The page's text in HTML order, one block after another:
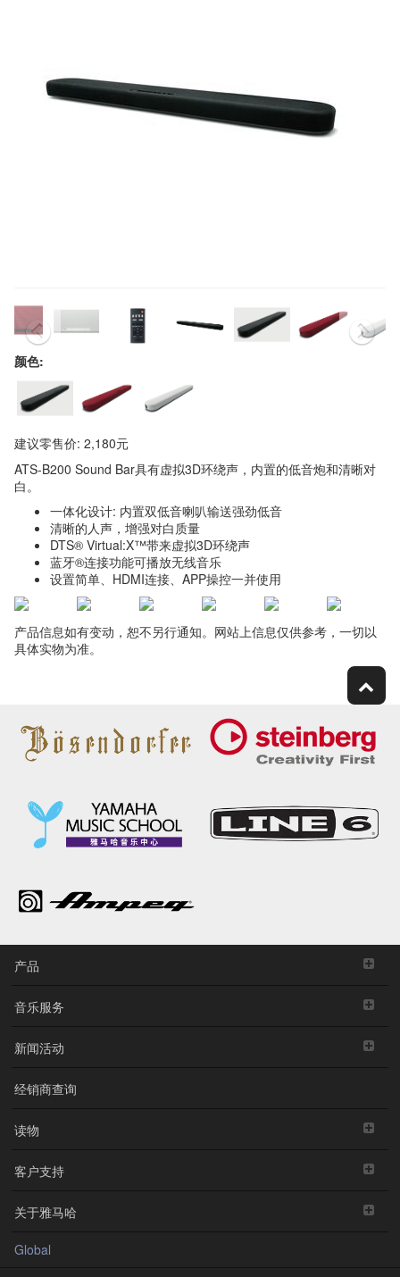
颜色:
建议零售价: 2,180元
ATS-B200 Sound Bar具有虚拟3D环绕声，内置的低音炮和清晰对
白。
一体化设计: 内置双低音喇叭输送强劲低音
清晰的人声，增强对白质量
DTS® Virtual:X™带来虚拟3D环绕声
蓝牙®连接功能可播放无线音乐
设置简单、HDMI连接、APP操控一并使用
产品信息如有变动，恕不另行通知。网站上信息仅供参考，一切以
具体实物为准。
产品
音乐服务
新闻活动
经销商查询
读物
客户支持
关于雅马哈
Global